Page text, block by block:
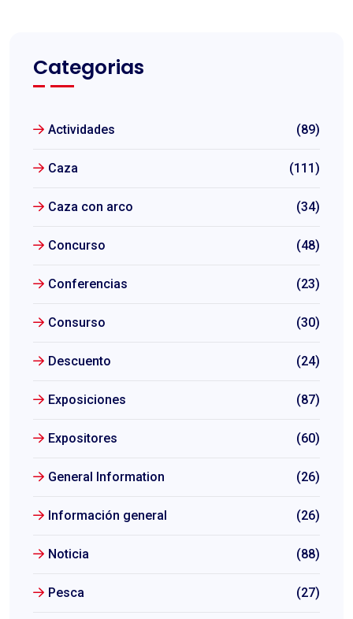
Categorias
Actividades (89)
Caza (111)
Caza con arco (34)
Concurso (48)
Conferencias (23)
Consurso (30)
Descuento (24)
Exposiciones (87)
Expositores (60)
General Information (26)
Información general (26)
Noticia (88)
Pesca (27)